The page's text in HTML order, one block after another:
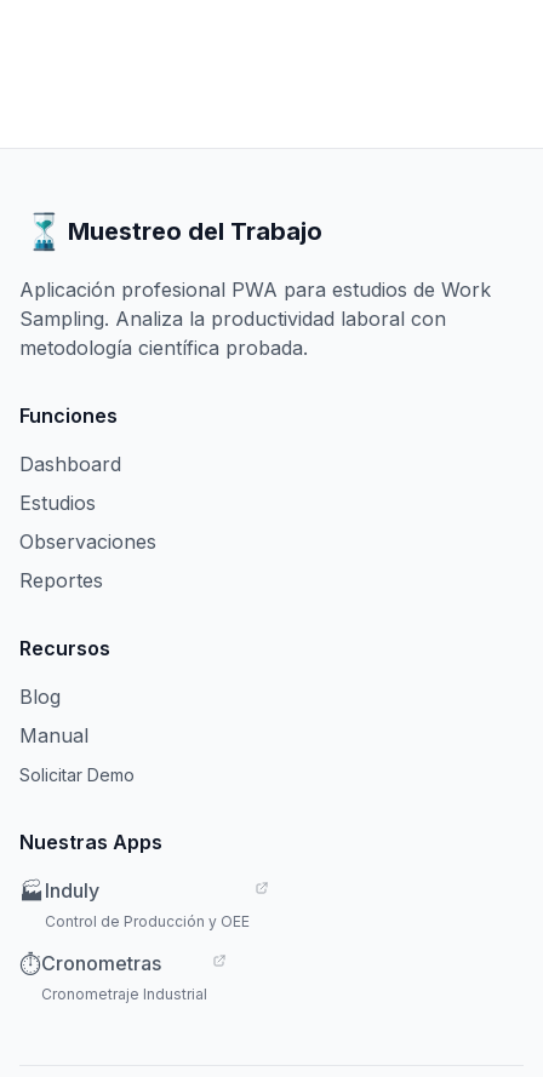
Muestreo del Trabajo
Aplicación profesional PWA para estudios de Work
Sampling. Analiza la productividad laboral con
metodología científica probada.
Funciones
Dashboard
Estudios
Observaciones
Reportes
Recursos
Blog
Manual
Solicitar Demo
Nuestras Apps
🏭 Induly
Control de Producción y OEE
⏱️Cronometras
Cronometraje Industrial